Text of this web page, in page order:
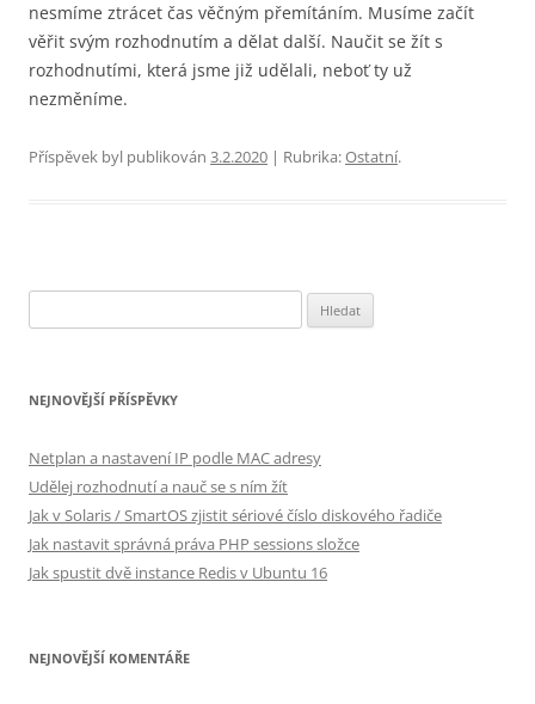
nesmíme ztrácet čas věčným přemítáním. Musíme začít
věřit svým rozhodnutím a dělat další. Naučit se žít s
rozhodnutími, která jsme již udělali, neboť ty už
nezměníme.
Příspěvek byl publikován 3.2.2020 | Rubrika:Ostatní.
NEJNOVĚJŠÍ PŘÍSPĚVKY
Netplan a nastavení IP podle MAC adresy
Udělej rozhodnutí a nauč se s ním žít
Jak v Solaris / SmartOS zjistit sériové číslo diskového řadiče
Jak nastavit správná práva PHP sessions složce
Jak spustit dvě instance Redis v Ubuntu 16
NEJNOVĚJŠÍ KOMENTÁŘE